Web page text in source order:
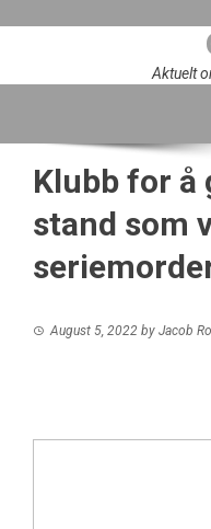
Aktuelt
Klubb for å
stand som
August 5, 2022 by Jacob